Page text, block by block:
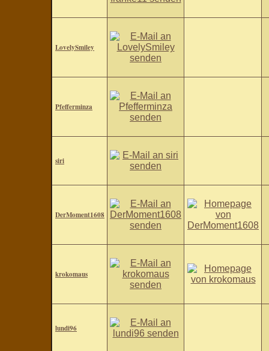
LovelySmiley
Pfefferminza
siri
DerMoment1608
krokomaus
lundi96